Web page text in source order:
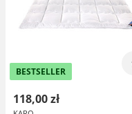
BESTSELLER
118,00 zł